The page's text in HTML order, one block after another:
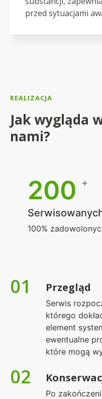
przed sytuacjami
REALIZACJA
Jak wygląda
nami?
200 +
100%
01 Przegląd
Serwis
którego
element
ewentualne
które mogą
02
Po